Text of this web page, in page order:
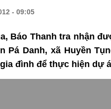
- 09:05
Báo Thanh tra nhận
Pá Danh, xã Huyền
đình để thực hiện dự